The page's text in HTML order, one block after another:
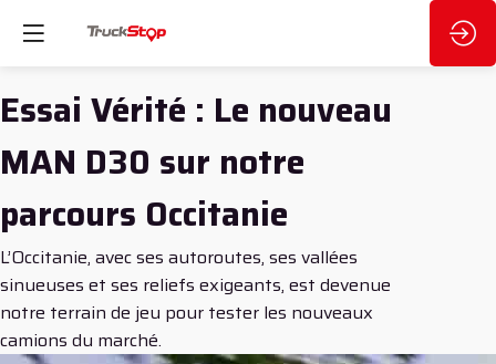
Essai Vérité : Le nouveau
MAN D30 sur notre
parcours Occitanie
L’Occitanie, avec ses autoroutes, ses vallées
sinueuses et ses reliefs exigeants, est devenue
notre terrain de jeu pour tester les nouveaux
camions du marché.